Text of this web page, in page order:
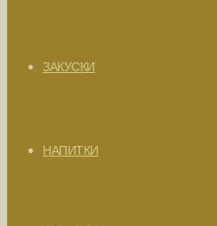
ЗАКУСКИ
НАПИТКИ